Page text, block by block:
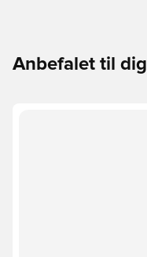
Anbefalet til dig